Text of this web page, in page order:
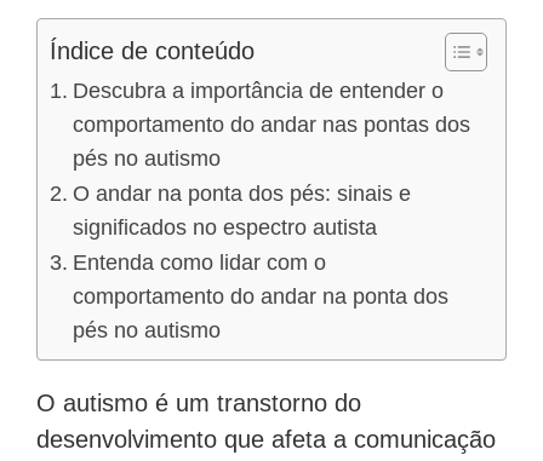
Índice de conteúdo
Descubra a importância de entender o
comportamento do andar nas pontas dos
pés no autismo
O andar na ponta dos pés: sinais e
significados no espectro autista
Entenda como lidar com o
comportamento do andar na ponta dos
pés no autismo
O autismo é um transtorno do
desenvolvimento que afeta a comunicação